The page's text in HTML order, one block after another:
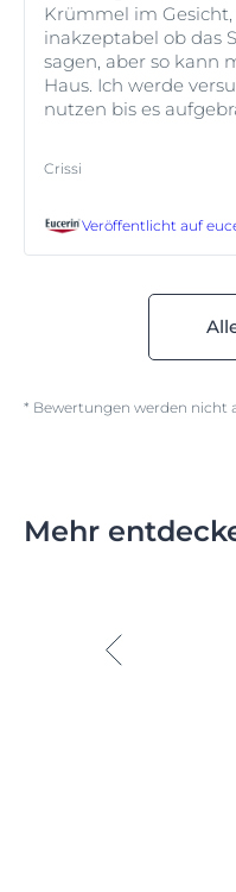
Krümmel im
inakzeptabel ob das
sagen, aber so kann
Haus. Ich werde
nutzen bis es
Crissi
Veröffentlicht auf
* Bewertungen werden nicht
Mehr